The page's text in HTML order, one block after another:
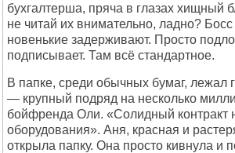
бухгалтерша, пряча в глазах хищный
не читай их внимательно, ладно? Босс
новенькие задерживают. Просто
подписывает. Там всё стандартное.
В папке, среди обычных бумаг, лежал
— крупный подряд на несколько
бойфренда Оли. «Солидный контракт
оборудования». Аня, красная и
открыла папку. Она просто кивнула и